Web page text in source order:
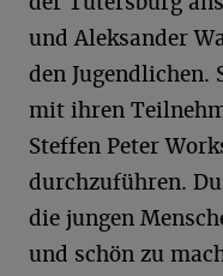
und Aleksander
den Jugendlichen.
mit ihren
Steffen Peter
durchzuführen.
die jungen
und schön zu